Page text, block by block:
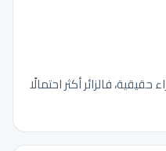
فالزائر أكثر احتمالًا